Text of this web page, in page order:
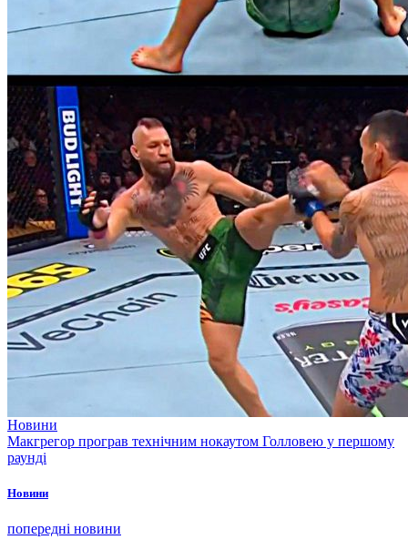
Новини
Макгрегор програв технічним нокаутом Голловею у першому
раунді
Новини
попередні новини